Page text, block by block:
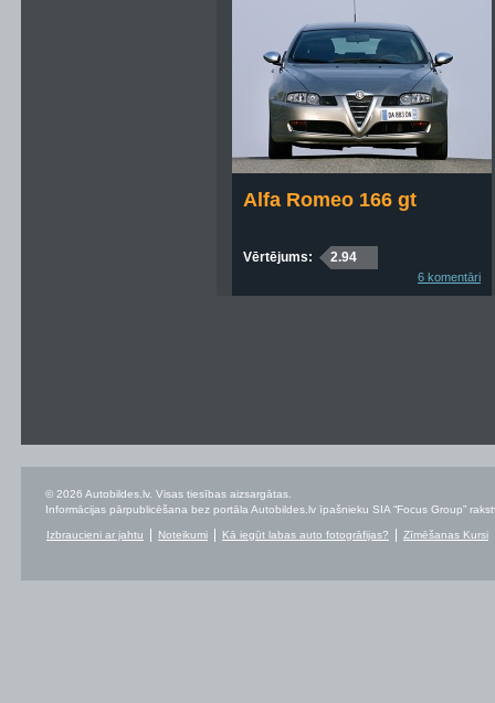
Alfa Romeo 166 gt
Vērtējums: 2.94
6 komentāri
© 2026 Autobildes.lv. Visas tiesības aizsargātas.
Informācijas pārpublicēšana bez portāla Autobildes.lv īpašnieku SIA “Focus Group”
Izbraucieni ar jahtu Noteikumi Kā iegūt labas auto fotogrāfijas? Zīmēšanas Kursi